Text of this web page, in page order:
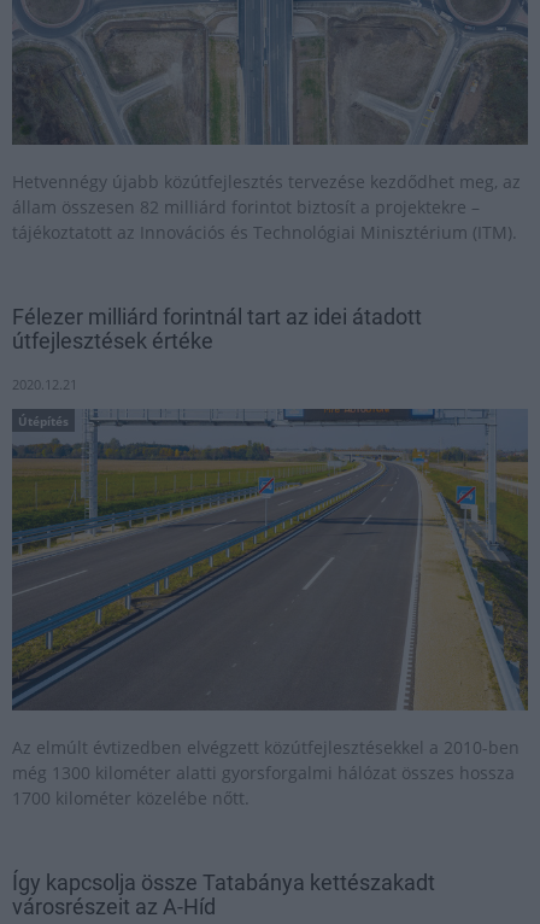
Hetvennégy újabb közútfejlesztés tervezése kezdődhet meg, az
állam összesen 82 milliárd forintot biztosít a projektekre –
tájékoztatott az Innovációs és Technológiai Minisztérium (ITM).
Félezer milliárd forintnál tart az idei átadott
útfejlesztések értéke
2020.12.21
Útépítés
Az elmúlt évtizedben elvégzett közútfejlesztésekkel a 2010-ben
még 1300 kilométer alatti gyorsforgalmi hálózat összes hossza
1700 kilométer közelébe nőtt.
Így kapcsolja össze Tatabánya kettészakadt
városrészeit az A-Híd